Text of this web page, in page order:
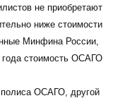
не приобретают
ниже стоимости
Минфина России,
года стоимость ОСАГО
ОСАГО, другой